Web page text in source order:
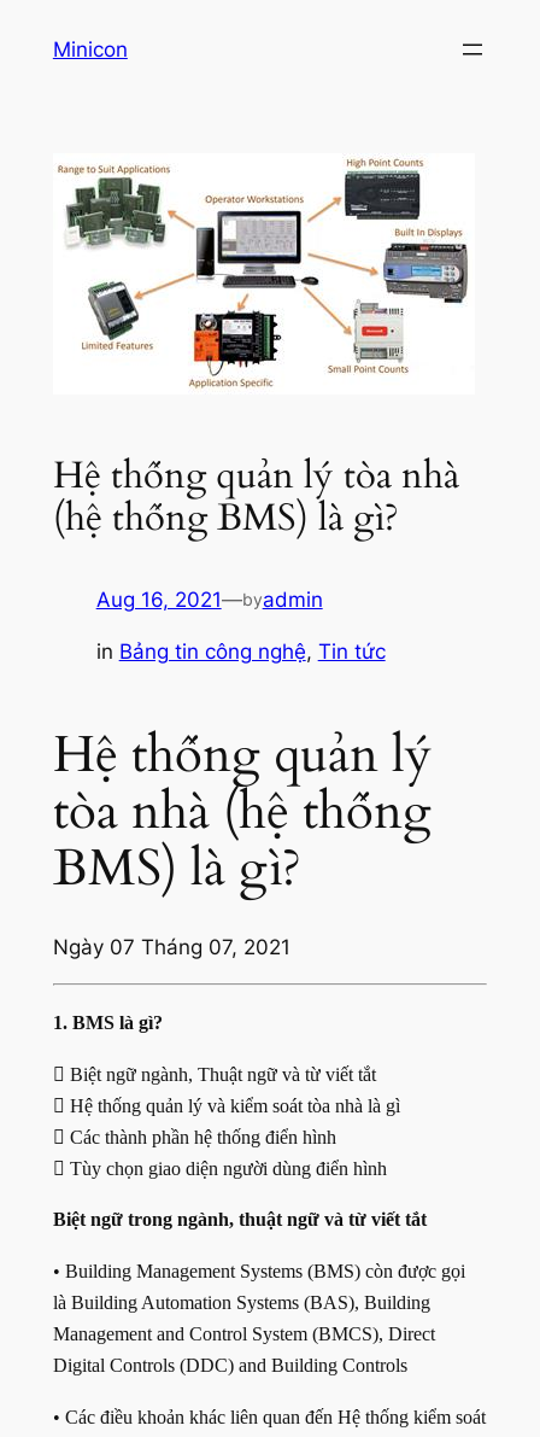
Minicon
Hệ thống quản lý tòa nhà
(hệ thống BMS) là gì?
Aug 16, 2021—byadmin
in Bảng tin công nghệ, Tin tức
Hệ thống quản lý
tòa nhà (hệ thống
BMS) là gì?
Ngày 07 Tháng 07, 2021
1. BMS là gì?
 Biệt ngữ ngành, Thuật ngữ và từ viết tắt
 Hệ thống quản lý và kiểm soát tòa nhà là gì
 Các thành phần hệ thống điển hình
 Tùy chọn giao diện người dùng điển hình
Biệt ngữ trong ngành, thuật ngữ và từ viết tắt
• Building Management Systems (BMS) còn được gọi
là Building Automation Systems (BAS), Building
Management and Control System (BMCS), Direct
Digital Controls (DDC) and Building Controls
• Các điều khoản khác liên quan đến Hệ thống kiểm soát